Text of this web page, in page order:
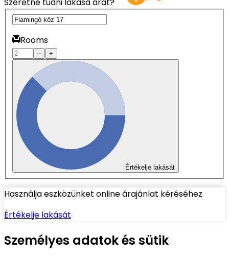
Szeretné tudni lakása árát?
Rooms
– +
Értékelje lakását
Használja eszközünket online árajánlat kéréséhez
Értékelje lakását
Személyes adatok és sütik